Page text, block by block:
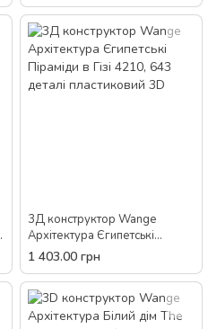
3Д конструктор Wange
Архітектура Єгипетські
Піраміди в Гізі 4210, 643
деталі пластиковий 3D
1 403.00 грн